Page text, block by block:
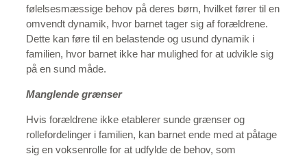
følelsesmæssige behov på deres børn, hvilket fører til en
omvendt dynamik, hvor barnet tager sig af forældrene.
Dette kan føre til en belastende og usund dynamik i
familien, hvor barnet ikke har mulighed for at udvikle sig
på en sund måde.
Manglende grænser
Hvis forældrene ikke etablerer sunde grænser og
rollefordelinger i familien, kan barnet ende med at påtage
sig en voksenrolle for at udfylde de behov, som